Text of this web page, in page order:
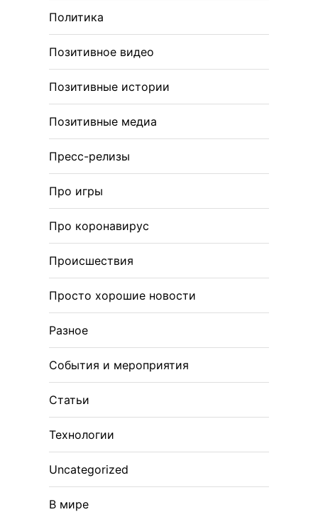
Политика
Позитивное видео
Позитивные истории
Позитивные медиа
Пресс-релизы
Про игры
Про коронавирус
Происшествия
Просто хорошие новости
Разное
События и мероприятия
Статьи
Технологии
Uncategorized
В мире